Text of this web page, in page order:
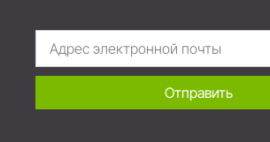
Отправить